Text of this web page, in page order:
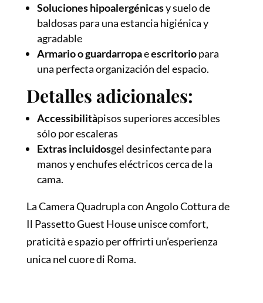
Soluciones hipoalergénicasy suelo de
baldosas para una estancia higiénica y
agradable
Armario o guardarropaeescritoriopara
una perfecta organización del espacio.
Detalles adicionales:
Accessibilitàpisos superiores accesibles
sólo por escaleras
Extras incluidosgel desinfectante para
manos y enchufes eléctricos cerca de la
cama.
La Camera Quadrupla con Angolo Cottura de
Il Passetto Guest House unisce comfort,
praticità e spazio per offrirti un’esperienza
unica nel cuore di Roma.